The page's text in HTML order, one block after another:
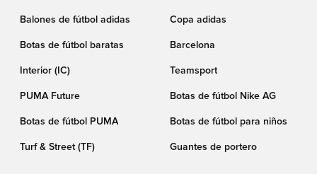
Balones de fútbol adidas Copa adidas
Botas de fútbol baratas Barcelona
Interior (IC) Teamsport
PUMA Future Botas de fútbol Nike AG
Botas de fútbol PUMA Botas de fútbol para niños
Turf & Street (TF) Guantes de portero